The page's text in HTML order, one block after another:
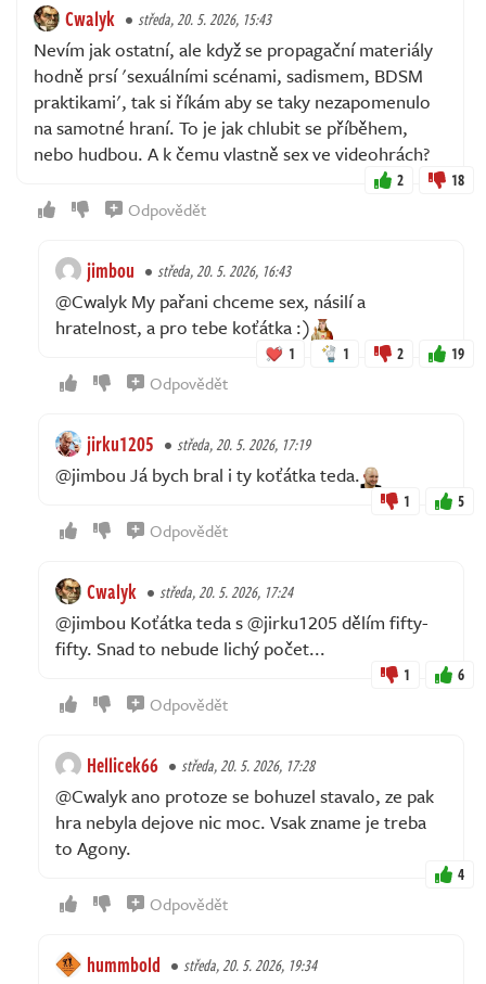
Cwalyk středa, 20. 5. 2026, 15:43
Nevím jak ostatní, ale když se propagační materiály
hodně prsí 'sexuálními scénami, sadismem, BDSM
praktikami', tak si říkám aby se taky nezapomenulo
na samotné hraní. To je jak chlubit se příběhem,
nebo hudbou. A k čemu vlastně sex ve videohrách?
2 18
Odpovědět
jimbou středa, 20. 5. 2026, 16:43
@Cwalyk My pařani chceme sex, násilí a
hratelnost, a pro tebe koťátka :)
1 1 2 19
Odpovědět
jirku1205 středa, 20. 5. 2026, 17:19
@jimbou Já bych bral i ty koťátka teda.
1 5
Odpovědět
Cwalyk středa, 20. 5. 2026, 17:24
@jimbou Koťátka teda s @jirku1205 dělím fifty-
fifty. Snad to nebude lichý počet...
1 6
Odpovědět
Hellicek66 středa, 20. 5. 2026, 17:28
@Cwalyk ano protoze se bohuzel stavalo, ze pak
hra nebyla dejove nic moc. Vsak zname je treba
to Agony.
4
Odpovědět
hummbold středa, 20. 5. 2026, 19:34